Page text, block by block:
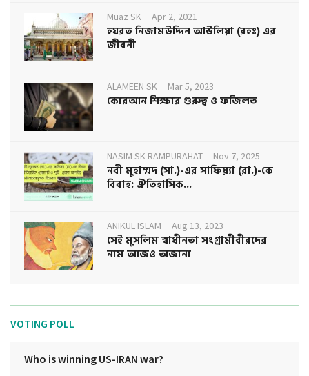
Muaz SK Apr 2, 2021
হযরত নিজামউদ্দিন আউলিয়া (রহঃ) এর
জীবনী
ALAMEEN SK Mar 5, 2023
কোরআন শিক্ষার গুরুত্ব ও ফজিলত
NASIM SK RAMPURAHAT Nov 7, 2025
নবী মুহাম্মদ (সা.)-এর সাফিয়্যা (রা.)-কে
বিবাহ: ঐতিহাসিক...
ANIKUL ISLAM Aug 13, 2023
সেই মুসলিম স্বাধীনতা সংগ্রামীবীরদের
নাম আজও অজানা
VOTING POLL
Who is winning US-IRAN war?